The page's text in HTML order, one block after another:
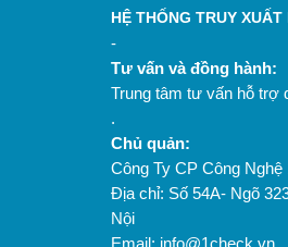
HỆ THỐNG TRUY
-
Tư vấn và đồng hành:
Trung tâm tư vấn hỗ trợ
.
Chủ quản:
Công Ty CP Công Nghệ
Địa chỉ: Số 54A- Ngõ
Nội
Email: info@1check.vn